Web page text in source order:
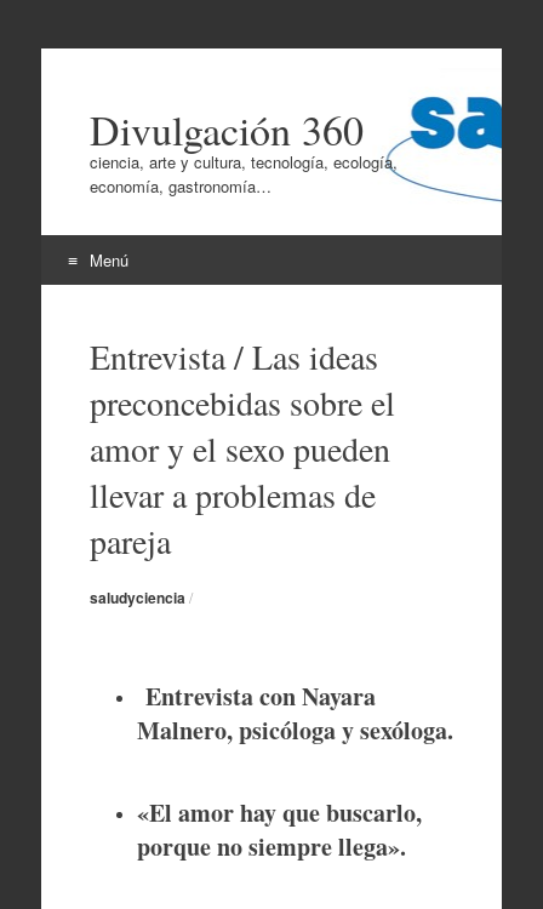
Divulgación 360
ciencia, arte y cultura, tecnología, ecología,
economía, gastronomía…
Menú
contenidoEntrevista / Las ideas
preconcebidas sobre el
amor y el sexo pueden
llevar a problemas de
pareja
saludyciencia /
Entrevista con Nayara
Malnero, psicóloga y sexóloga.
«El amor hay que buscarlo,
porque no siempre llega».